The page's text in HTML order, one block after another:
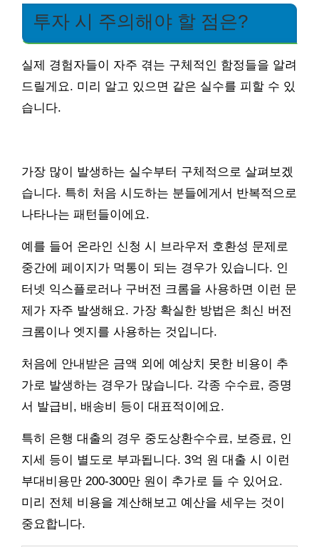
투자 시 주의해야 할 점은?
실제 경험자들이 자주 겪는 구체적인 함정들을 알려
드릴게요. 미리 알고 있으면 같은 실수를 피할 수 있
습니다.
가장 많이 발생하는 실수부터 구체적으로 살펴보겠
습니다. 특히 처음 시도하는 분들에게서 반복적으로
나타나는 패턴들이에요.
예를 들어 온라인 신청 시 브라우저 호환성 문제로
중간에 페이지가 먹통이 되는 경우가 있습니다. 인
터넷 익스플로러나 구버전 크롬을 사용하면 이런 문
제가 자주 발생해요. 가장 확실한 방법은 최신 버전
크롬이나 엣지를 사용하는 것입니다.
처음에 안내받은 금액 외에 예상치 못한 비용이 추
가로 발생하는 경우가 많습니다. 각종 수수료, 증명
서 발급비, 배송비 등이 대표적이에요.
특히 은행 대출의 경우 중도상환수수료, 보증료, 인
지세 등이 별도로 부과됩니다. 3억 원 대출 시 이런
부대비용만 200-300만 원이 추가로 들 수 있어요.
미리 전체 비용을 계산해보고 예산을 세우는 것이
중요합니다.